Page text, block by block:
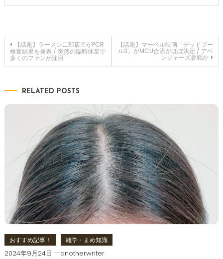
投
稿
ナ
シ
ョ
ン
【話題】ラーメン二郎店主がPCR
検査結果を発表 / 突然の臨時休業で
多くのファンが注目
【話題】マーベル映画「デッドプー
ル3」がMCU合流がほぼ決定 / アベ
ンジャーズ参戦か
RELATED POSTS
おすすめ記事！ 雑学・まめ知識
2024年9月24日 anotherwriter